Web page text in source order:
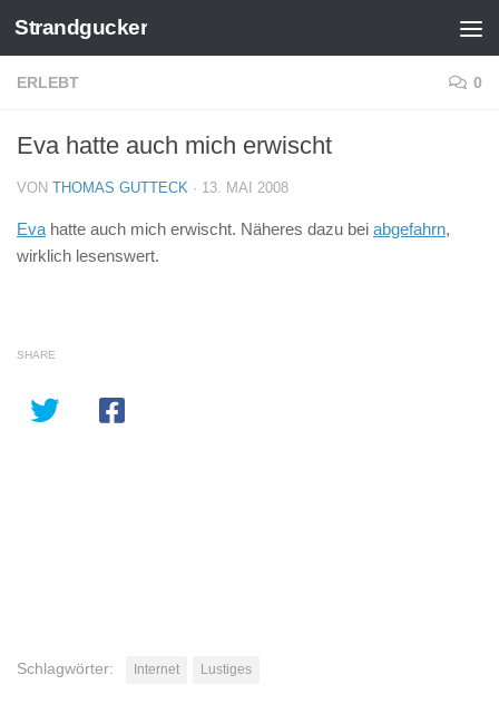
Zum Inhalt springen
Strandgucker
ERLEBT 0
Eva hatte auch mich erwischt
VON THOMAS GUTTECK · 13. MAI 2008
Eva hatte auch mich erwischt. Näheres dazu bei abgefahrn,
wirklich lesenswert.
SHARE
Schlagwörter: Internet Lustiges